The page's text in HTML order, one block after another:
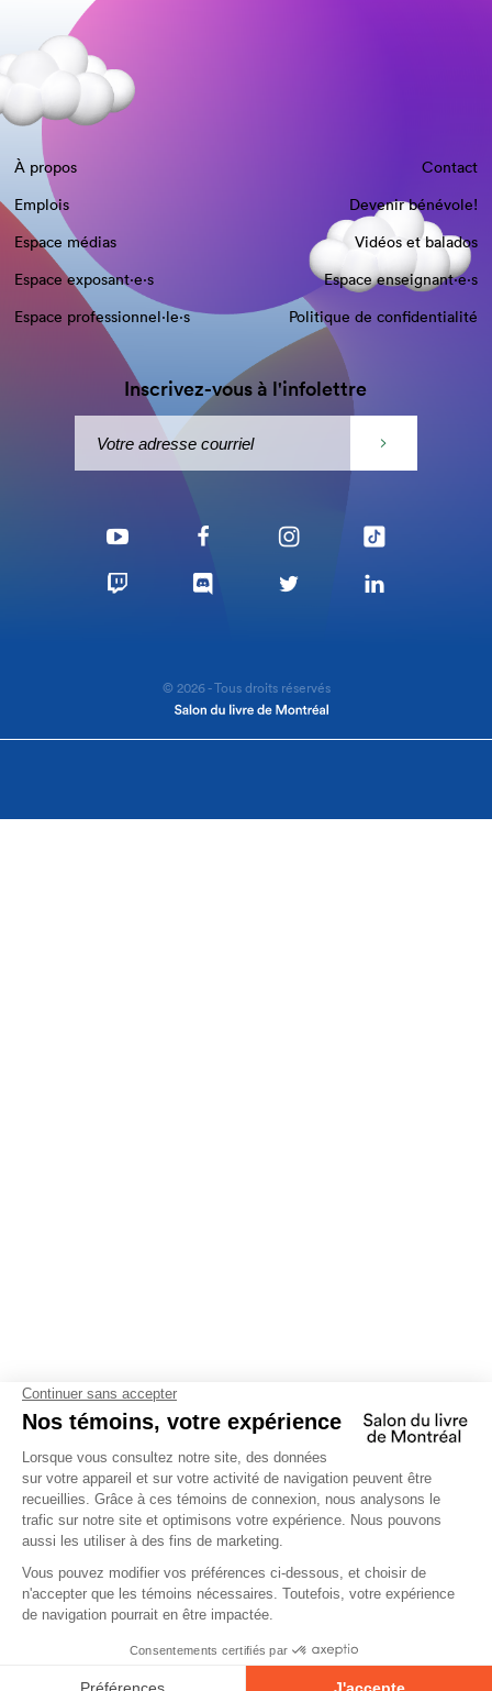
À propos
Contact
Emplois
Devenir bénévole!
Espace médias
Vidéos et balados
Espace exposant·e⋅s
Espace enseignant·e⋅s
Espace professionnel·le⋅s
Politique de confidentialité
Inscrivez-vous à l'infolettre
© 2026 - Tous droits réservés